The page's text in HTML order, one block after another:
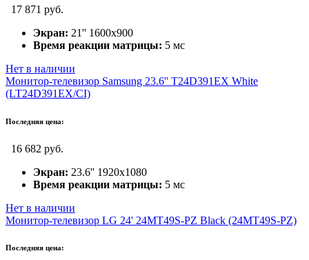
17 871 руб.
Экран: 21'' 1600x900
Время реакции матрицы: 5 мс
Нет в наличии
Монитор-телевизор Samsung 23.6'' T24D391EX White
(LT24D391EX/CI)
Последняя цена:
16 682 руб.
Экран: 23.6'' 1920х1080
Время реакции матрицы: 5 мс
Нет в наличии
Монитор-телевизор LG 24' 24MT49S-PZ Black (24MT49S-PZ)
Последняя цена: